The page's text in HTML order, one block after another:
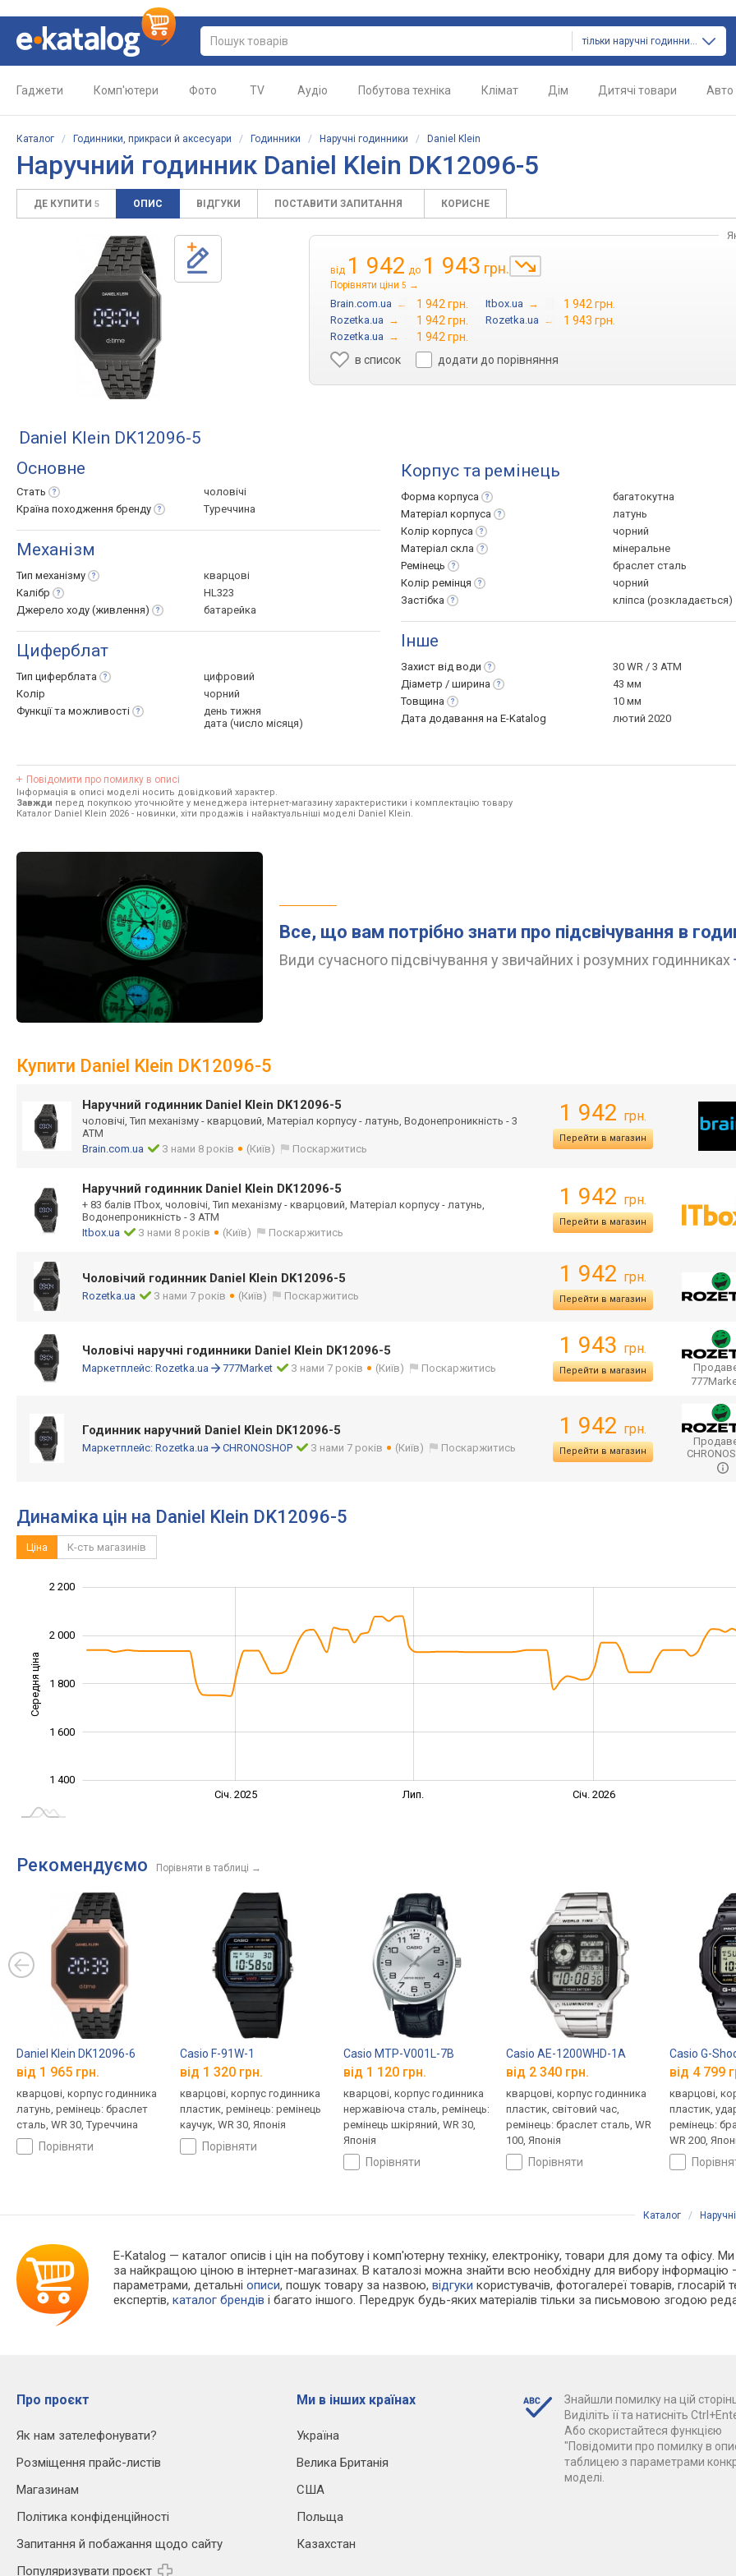
тільки наручні годинники
Гаджети Комп'ютери Фото TV Аудіо Побутова техніка Клімат Дім Дитячі товари Авто
Каталог / Годинники, прикраси й аксесуари / Годинники / Наручні годинники / Daniel Klein
Наручний годинник Daniel Klein DK12096-5
ДЕ КУПИТИ 5 ОПИС ВІДГУКИ ПОСТАВИТИ ЗАПИТАННЯ КОРИСНЕ
від 1 942 до 1 943 грн.
Порівняти ціни 5 →
Brain.com.ua → 1 942 грн. Itbox.ua → 1 942 грн.
Rozetka.ua → 1 942 грн. Rozetka.ua → 1 943 грн.
Rozetka.ua →
1 942 грн.
в список
додати до порівняння
Daniel Klein DK12096-5
Основне
Стать
чоловічі
Країна походження бренду Туреччина
Механізм
Тип механізму
кварцові
Калібр
HL323
Джерело ходу (живлення) батарейка
Циферблат
Тип циферблата
цифровий
Колір
чорний
Функції та можливості
день тижня
дата (число місяця)
Корпус та ремінець
Форма корпуса
багатокутна
Матеріал корпуса
латунь
Колір корпуса
чорний
Матеріал скла
мінеральне
Ремінець
браслет сталь
Колір ремінця
чорний
Застібка
кліпса (розкладається)
Інше
Захист від води
30 WR / 3 ATM
Діаметр / ширина
43 мм
Товщина
10 мм
Дата додавання на E-Katalog
лютий 2020
Повідомити про помилку в описі
Інформація в описі моделі носить довідковий характер.
Завжди перед покупкою уточнюйте у менеджера інтернет-магазину характеристики і комплектацію товару
Каталог Daniel Klein 2026 - новинки, хіти продажів і найактуальніші моделі Daniel Klein.
Все, що вам потрібно знати про підсвічування в
Види сучасного підсвічування у звичайних і розумних годинниках
Купити Daniel Klein DK12096-5
Наручний годинник Daniel Klein DK12096-5
чоловічі, Тип механізму - кварцовий, Матеріал корпусу - латунь, Водонепроникність - 3
АТМ
Brain.com.ua
З нами 8 років (Київ) Поскаржитись
1 942 грн.
Перейти в магазин
Наручний годинник Daniel Klein DK12096-5
+ 83 балів ITbox, чоловічі, Тип механізму - кварцовий, Матеріал корпусу - латунь,
Водонепроникність - 3 АТМ
Itbox.ua
З нами 8 років (Київ) Поскаржитись
1 942 грн.
Перейти в магазин
Чоловічий годинник Daniel Klein DK12096-5
Rozetka.ua З нами 7 років (Київ) Поскаржитись
1 942 грн.
Перейти в магазин
Чоловічі наручні годинники Daniel Klein DK12096-5
Маркетплейс: Rozetka.ua 777Market З нами 7 років (Київ) Поскаржитись
1 943 грн.
Перейти в магазин
Годинник наручний Daniel Klein DK12096-5
Маркетплейс: Rozetka.ua CHRONOSHOP З нами 7 років (Київ) Поскаржитись
1 942 грн.
Перейти в магазин
Динаміка цін на Daniel Klein DK12096-5
Ціна К-сть магазинів
Середня ціна 1 500
1 400
1 600
1 800
2 000
2 200
Січ. 2025 Лип. Січ. 2026
Рекомендуємо Порівняти в таблиці →
Daniel Klein DK12096-6
від 1 965 грн.
кварцові, корпус годинника
латунь, ремінець: браслет
сталь, WR 30, Туреччина
порівняти
Casio F-91W-1
від 1 320 грн.
кварцові, корпус годинника
пластик, ремінець: ремінець
каучук, WR 30, Японія
порівняти
Casio MTP-V001L-7B
від 1 120 грн.
кварцові, корпус годинника
нержавіюча сталь, ремінець:
ремінець шкіряний, WR 30,
Японія
порівняти
Casio AE-1200WHD-1A
від 2 340 грн.
кварцові, корпус годинника
пластик, світовий час,
ремінець: браслет сталь, WR
100, Японія
порівняти
Casio G-
від 4 799
кварцові,
пластик,
ремінець:
WR 200,
Каталог /
E-Katalog — каталог описів і цін на побутову і комп'ютерну техніку, електроніку, товари для дому та офісу.
за найкращою ціною в інтернет-магазинах. В каталозі можна знайти всю необхідну для вибору
параметрами, детальніописи, пошук товару за назвою,відгуки користувачів, фотогалереї товарів, глосарій
експертів,каталог брендів і багато іншого. Передрук будь-яких матеріалів тільки за письмовою згодою
Про проєкт
Як нам зателефонувати?
Розміщення прайс-листів
Магазинам
Політика конфіденційності
Запитання й побажання щодо сайту
Популяризувати проєкт
Ми в інших країнах
Україна
Велика Британія
США
Польща
Казахстан
Знайшли помилку на цій
Виділіть її та натисніть
Або скористайтеся функцією
"Повідомити про помилку в
таблицею з параметрами
моделі.